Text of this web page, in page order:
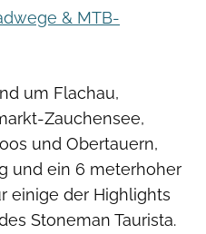
& MTB-
um Flachau,
Zauchensee,
und Obertauern,
und ein 6 meterhoher
einige der Highlights
Stoneman Taurista.